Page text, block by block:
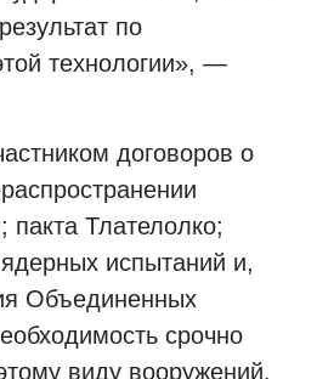
по
технологии», —
договоров о
пакта Тлателолко;
испытаний и,
Объединенных
срочно
виду вооружений.